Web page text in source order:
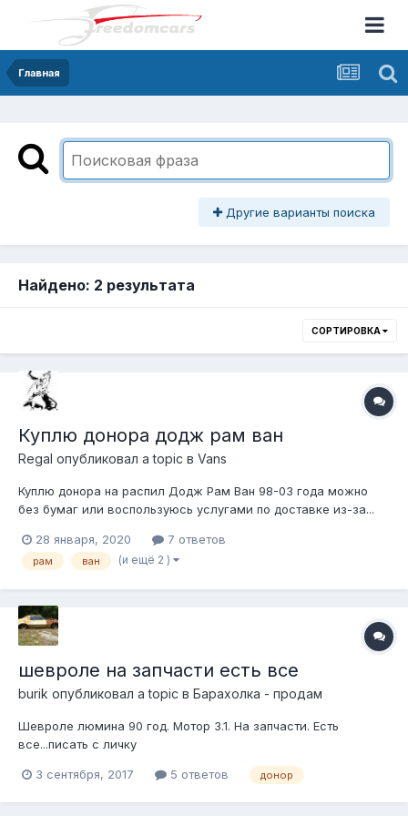
Главная
Другие варианты поиска
Найдено: 2 результата
СОРТИРОВКА
Куплю донора додж рам ван
Regal опубликовал a topic в Vans
Куплю донора на распил Додж Рам Ван 98-03 года можно
без бумаг или воспользуюсь услугами по доставке из-за...
дельному совету. Войду в долю. Салон, кузов и бумаги в
дело не пойдут, надо всё остальное в комплекте, технически
28 января, 2020 7 ответов
рам ван (и ещё 2 )
шевроле на запчасти есть все
burik опубликовал a topic в Барахолка - продам
Шевроле люмина 90 год. Мотор 3.1. На запчасти. Есть
все...писать с личку
3 сентября, 2017 5 ответов донор